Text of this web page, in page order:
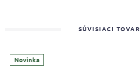
SÚVISIACI TOVAR
Novinka